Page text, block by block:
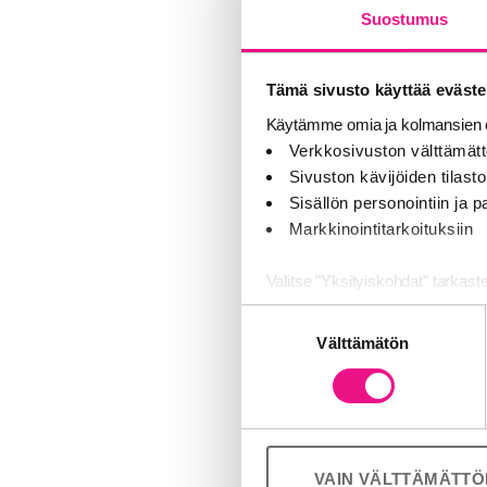
Suostumus
Tämä sivusto käyttää
Käytämme omia ja
Verkkosivuston
Sivuston kävijöiden
Sisällön personointiin ja
Markkinointitarkoituksiin
Valitse "Yksityiskohdat"
Jaamme sosiaalisen median,
palvelujaan (esim. Google).
Välttämätön
VAIN